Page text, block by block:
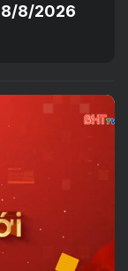
8/8/2026